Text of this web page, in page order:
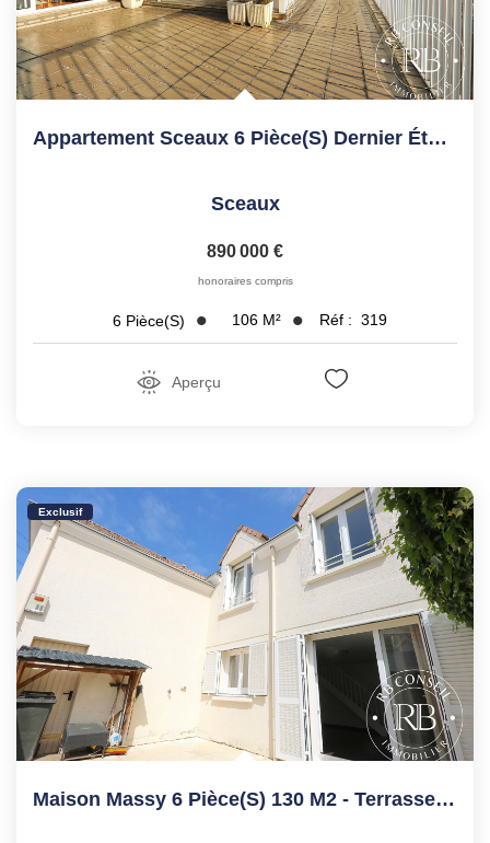
Appartement Sceaux 6 Pièce(s) Dernier Étage Terrasse
Sceaux
890 000 €
honoraires compris
6 Pièce(s) 106 M² Réf : 319
Aperçu
Exclusif
Maison Massy 6 Pièce(s) 130 M2 - Terrasse - Garage